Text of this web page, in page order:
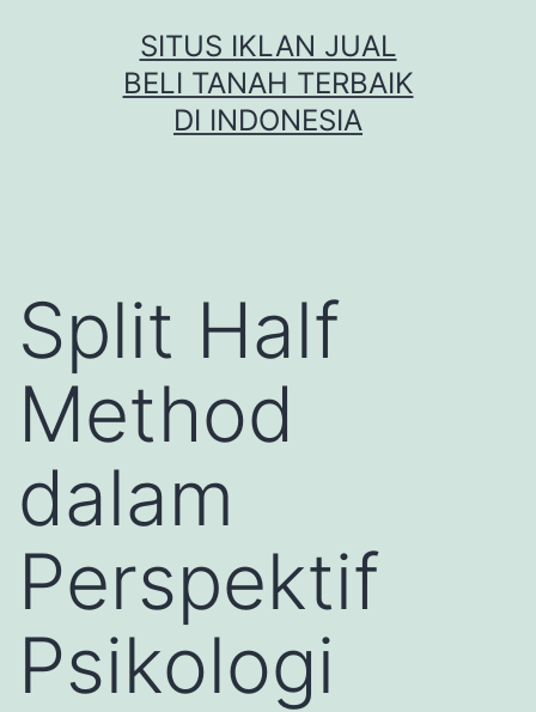
SITUS IKLAN JUAL
BELI TANAH TERBAIK
DI INDONESIA
Split Half
Method
dalam
Perspektif
Psikologi